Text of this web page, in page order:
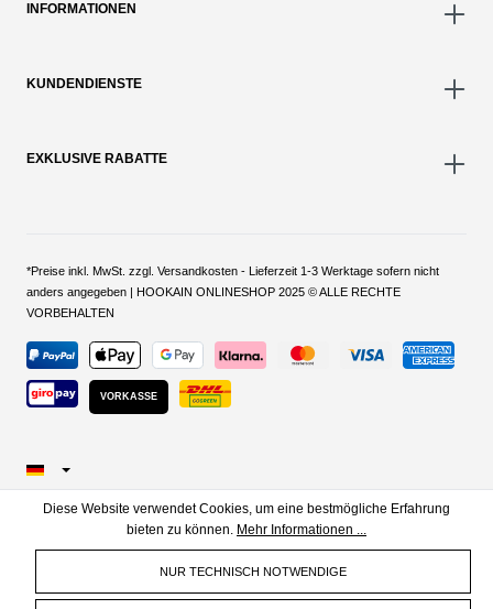
INFORMATIONEN
KUNDENDIENSTE
EXKLUSIVE RABATTE
*Preise inkl. MwSt. zzgl. Versandkosten - Lieferzeit 1-3 Werktage sofern nicht
anders angegeben | HOOKAIN ONLINESHOP 2025 © ALLE RECHTE
VORBEHALTEN
VORKASSE
Diese Website verwendet Cookies, um eine bestmögliche Erfahrung
bieten zu können. Mehr Informationen ...
NUR TECHNISCH NOTWENDIGE